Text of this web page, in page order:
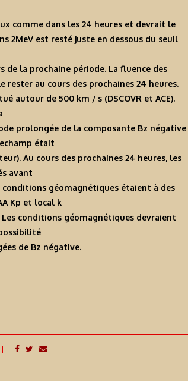
comme dans les 24 heures et devrait le
2MeV est resté juste en dessous du seuil
de la prochaine période. La fluence des
au cours des prochaines 24 heures.
autour de 500 km / s (DSCOVR et ACE).
prolongée de la composante Bz négative
était
Au cours des prochaines 24 heures, les
avant
conditions géomagnétiques étaient à des
Kp et local k
conditions géomagnétiques devraient
de Bz négative.